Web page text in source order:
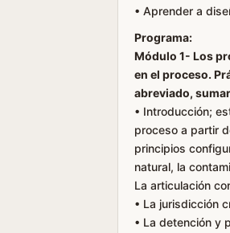
• Aprender a
Programa:
Módulo 1- Los
en el proceso.
abreviado,
• Introducción;
proceso a partir
principios
natural, la
La articulación
• La jurisdicción
• La detención y